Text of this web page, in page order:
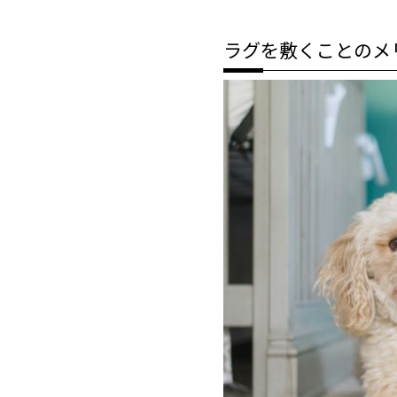
ラグを敷くことの